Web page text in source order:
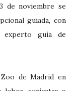
de noviembre se
guiada, con
guía de
de Madrid en